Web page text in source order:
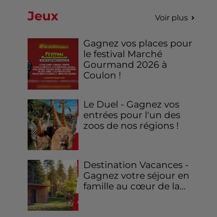
Jeux Voir plus
Gagnez vos places pour
le festival Marché
Gourmand 2026 à
Coulon !
Le Duel - Gagnez vos
entrées pour l'un des
zoos de nos régions !
Destination Vacances -
Gagnez votre séjour en
famille au cœur de la...